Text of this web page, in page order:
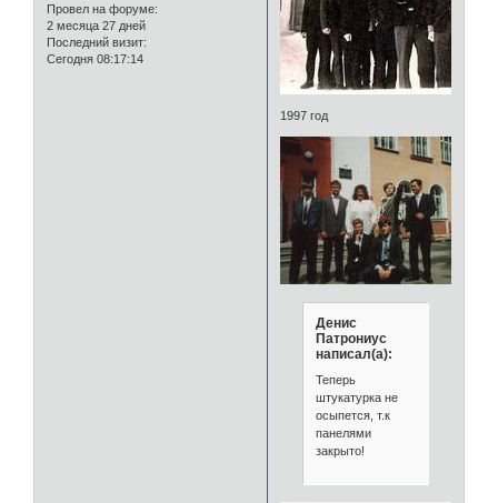
Провел на форуме:
2 месяца 27 дней
Последний визит:
Сегодня 08:17:14
1997 год
Денис
Патрониус
написал(а):
Теперь
штукатурка не
осыпется, т.к
панелями
закрыто!